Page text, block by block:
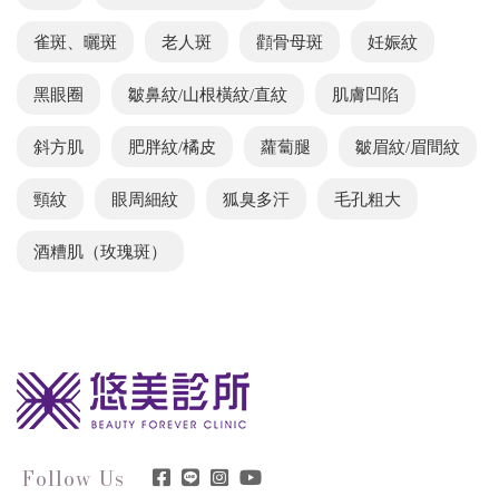
雀斑、曬斑 老人斑 顴骨母斑 妊娠紋
黑眼圈 皺鼻紋/山根橫紋/直紋 肌膚凹陷
斜方肌 肥胖紋/橘皮 蘿蔔腿 皺眉紋/眉間紋
頸紋 眼周細紋 狐臭多汗 毛孔粗大
酒糟肌（玫瑰斑）
Follow Us